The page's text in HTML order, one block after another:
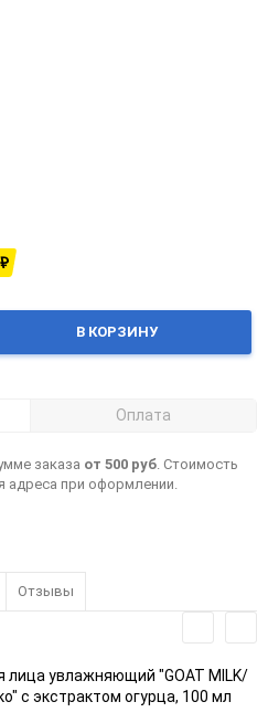
₽
В КОРЗИНУ
Оплата
заказа от 500 руб. Стоимость
адреса при оформлении.
Отзывы
лица увлажняющий "GOAT MILK/
с экстрактом огурца, 100 мл